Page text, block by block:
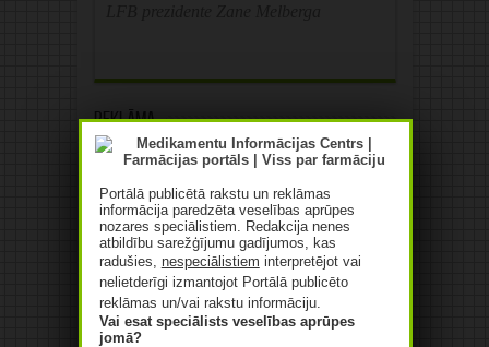
Reklāma
Reklāma
Portālā publicētā rakstu un reklāmas
informācija paredzēta veselības aprūpes
nozares speciālistiem. Redakcija nenes
atbildību sarežģījumu gadījumos, kas
radušies, nespeciālistiem interpretējot vai
nelietderīgi izmantojot Portālā publicēto
reklāmas un/vai rakstu informāciju.
Vai esat speciālists veselības aprūpes
jomā?